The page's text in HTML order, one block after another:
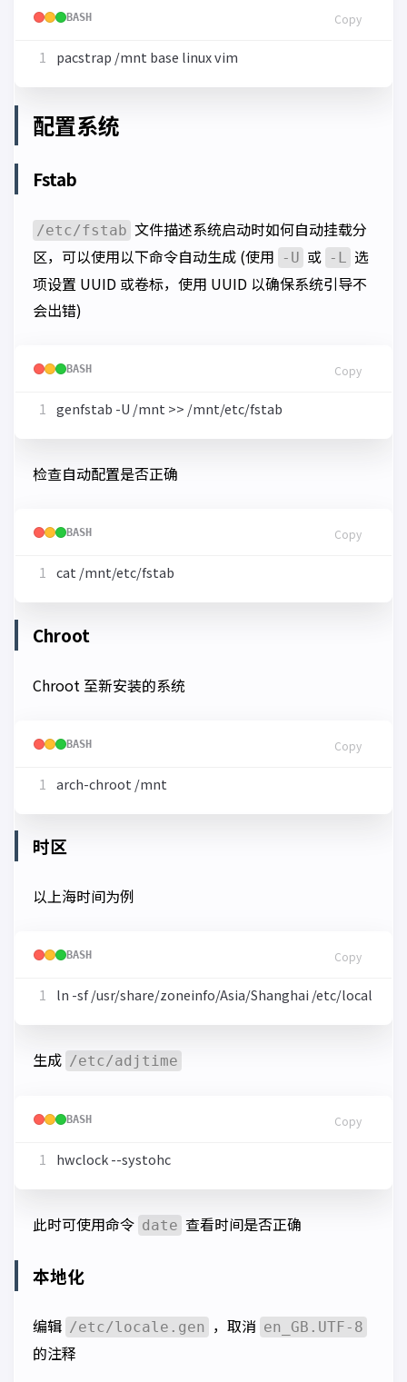
BASH Copy
配置系统
Fstab
/etc/fstab 文件描述系统启动时如何自动挂载分
区，可以使用以下命令自动生成 (使用
-U 或 -L 选
项设置 UUID 或卷标，使用 UUID 以确保系统引导不
会出错)
BASH Copy
检查自动配置是否正确
BASH Copy
Chroot
Chroot 至新安装的系统
BASH Copy
时区
以上海时间为例
BASH Copy
生成 /etc/adjtime
BASH Copy
此时可使用命令 date 查看时间是否正确
本地化
编辑 /etc/locale.gen ，取消 en_GB.UTF-8
的注释